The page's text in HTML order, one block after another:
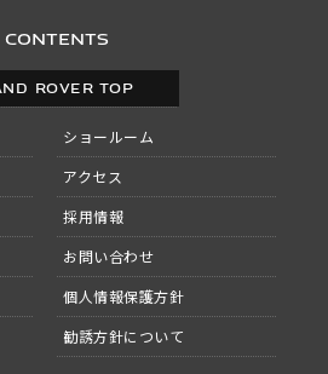
CONTENTS
ROVER TOP
ショールーム
アクセス
採用情報
お問い合わせ
個人情報保護方針
勧誘方針について